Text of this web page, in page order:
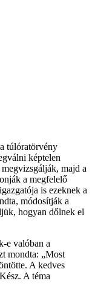
túlóratörvény
képtelen
majd a
a megfelelő
is ezeknek a
módosítják a
hogyan dőlnek el
e valóban a
mondta: „Most
A kedves
A téma